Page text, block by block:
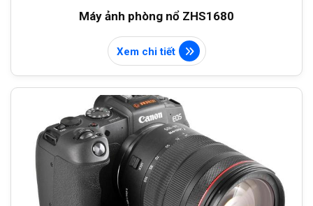
Máy ảnh phòng nổ ZHS1680
Xem chi tiết